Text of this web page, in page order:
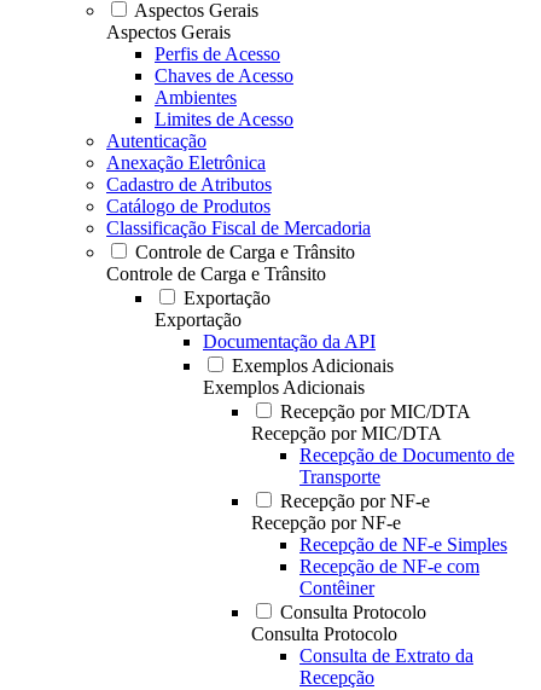
Aspectos Gerais
Aspectos Gerais
Perfis de Acesso
Chaves de Acesso
Ambientes
Limites de Acesso
Autenticação
Anexação Eletrônica
Cadastro de Atributos
Catálogo de Produtos
Classificação Fiscal de Mercadoria
Controle de Carga e Trânsito
Controle de Carga e Trânsito
Exportação
Exportação
Documentação da API
Exemplos Adicionais
Exemplos Adicionais
Recepção por MIC/DTA
Recepção por MIC/DTA
Recepção de Documento de
Transporte
Recepção por NF-e
Recepção por NF-e
Recepção de NF-e Simples
Recepção de NF-e com
Contêiner
Consulta Protocolo
Consulta Protocolo
Consulta de Extrato da
Recepção